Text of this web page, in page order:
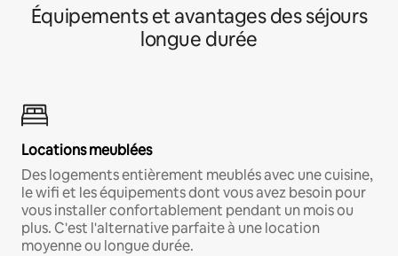
Équipements et avantages des séjours
longue durée
Locations meublées
Des logements entièrement meublés avec une cuisine,
le wifi et les équipements dont vous avez besoin pour
vous installer confortablement pendant un mois ou
plus. C'est l'alternative parfaite à une location
moyenne ou longue durée.